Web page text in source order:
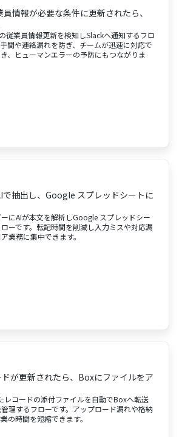
情報が必要な条件に更新されたら、
従業員情報更新を検知しSlackへ通知するフロ
間や連絡漏れを防ぎ、チームが迅速に対応で
、ヒューマンエラーの予防にもつながりま
で抽出し、Google スプレッドシートに
にAIが本文を解析しGoogle スプレッドシー
ーです。転記時間を削減し入力ミスや対応漏
業務に集中できます。
が更新されたら、Boxにファイルをア
レコードの添付ファイルを自動でBoxへ転送
理するフローです。アップロード漏れや格納
の時間を短縮できます。